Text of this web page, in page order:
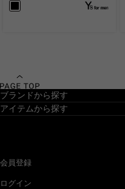
ブランドから探す
アイテムから探す
会員登録
ログイン